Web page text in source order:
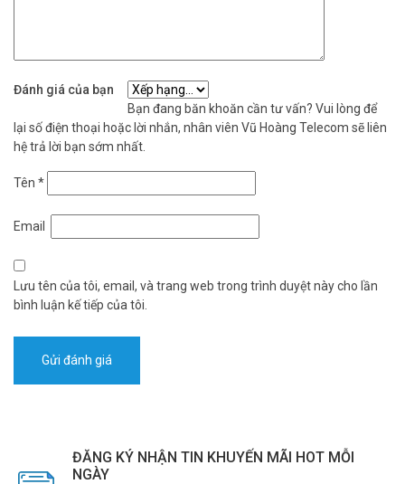
vấn chọn đúng model và nhận báo giá lắp đặt hôm nay. Tham khảo
Facebook Vuhoangtelecomnhé.
Đánh giá của bạn
Bạn đang băn khoăn cần tư vấn? Vui lòng để
lại số điện thoại hoặc lời nhắn, nhân viên Vũ Hoàng Telecom sẽ liên
hệ trả lời bạn sớm nhất.
Tên *
Email
Lưu tên của tôi, email, và trang web trong trình duyệt này cho lần
bình luận kế tiếp của tôi.
ĐĂNG KÝ NHẬN TIN KHUYẾN MÃI HOT MỖI
NGÀY